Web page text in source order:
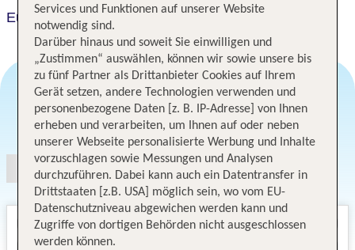
Eurosol Alcanena
Angebotsauswahl
Services und Funktionen auf unserer Website
notwendig sind.
Darüber hinaus und soweit Sie einwilligen und
„Zustimmen“ auswählen, können wir sowie unsere bis
zu fünf Partner als Drittanbieter Cookies auf Ihrem
Gerät setzen, andere Technologien verwenden und
personenbezogene Daten [z. B. IP-Adresse] von Ihnen
erheben und verarbeiten, um Ihnen auf oder neben
unserer Webseite personalisierte Werbung und Inhalte
vorzuschlagen sowie Messungen und Analysen
durchzuführen. Dabei kann auch ein Datentransfer in
Drittstaaten [z.B. USA] möglich sein, wo vom EU-
Datenschutzniveau abgewichen werden kann und
Zugriffe von dortigen Behörden nicht ausgeschlossen
werden können.